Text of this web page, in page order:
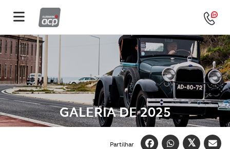
GALERIA DE 2025
Partilhar